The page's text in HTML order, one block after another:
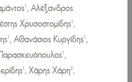
1 , Αλέξανδρος
Χρυσοστομίδης1 ,
1 , Αθανάσιος Κυργίδης1 ,
1 ,
1 , Χάρης Χάρη2,